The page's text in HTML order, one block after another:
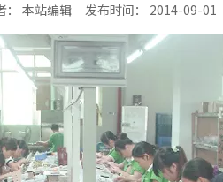
： 本站编辑 发布时间： 2014-09-